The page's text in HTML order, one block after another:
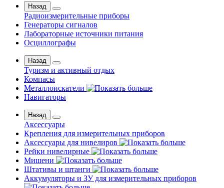
Назад
Радиоизмерительные приборы
Генераторы сигналов
Лабораторные источники питания
Осциллографы
Назад
Туризм и активный отдых
Компасы
Металлоискатели
Навигаторы
Назад
Аксессуары
Крепления для измерительных приборов
Аксессуары для нивелиров
Рейки нивелирные
Мишени
Штативы и штанги
Аккумуляторы и ЗУ для измерительных приборов